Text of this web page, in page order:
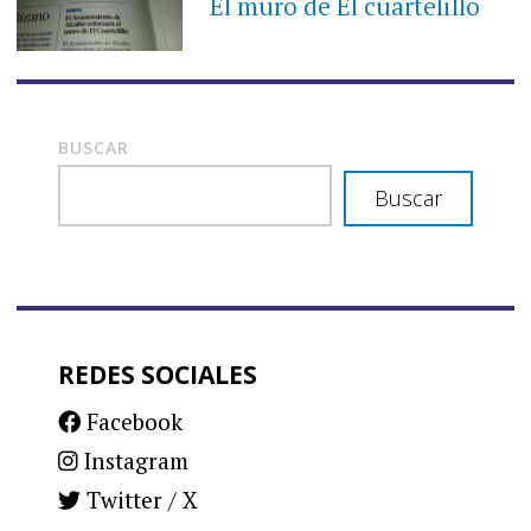
BUSCAR
Buscar
REDES SOCIALES
Facebook
Instagram
Twitter / X